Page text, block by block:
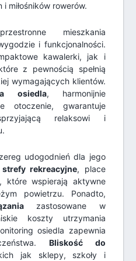
miłośników rowerów.
mieszkania
i funkcjonalności.
kawalerki, jak i
z pewnością spełnią
wymagających klientów.
osiedla, harmonijnie
otoczenie, gwarantuje
relaksowi i
udogodnień dla jego
strefy rekreacyjne, place
które wspierają aktywne
powietrzu. Ponadto,
zastosowane w
koszty utrzymania
osiedla zapewnia
Bliskość do
jak sklepy, szkoły i